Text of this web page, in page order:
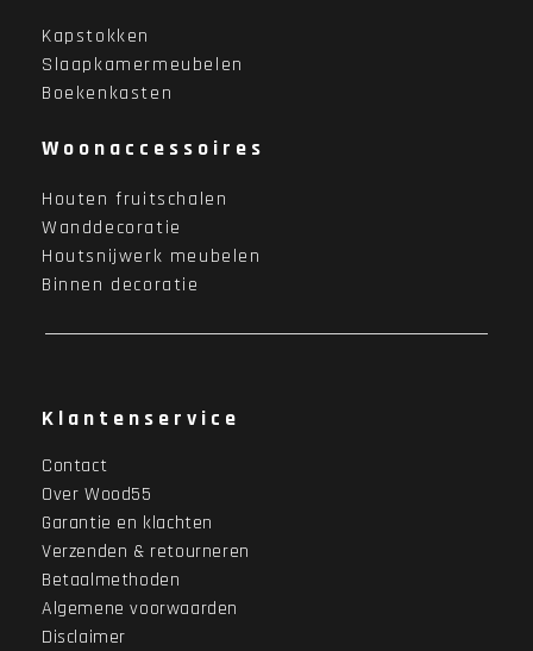
Kapstokken
Slaapkamermeubelen
Boekenkasten
Woonaccessoires
Houten fruitschalen
Wanddecoratie
Houtsnijwerk meubelen
Binnen decoratie
Klantenservice
Contact
Over Wood55
Garantie en klachten
Verzenden & retourneren
Betaalmethoden
Algemene voorwaarden
Disclaimer